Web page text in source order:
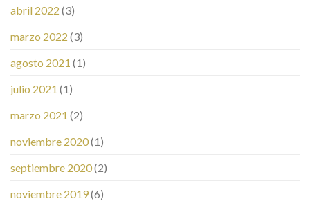
abril 2022 (3)
marzo 2022 (3)
agosto 2021 (1)
julio 2021 (1)
marzo 2021 (2)
noviembre 2020(1)
septiembre 2020(2)
noviembre 2019(6)